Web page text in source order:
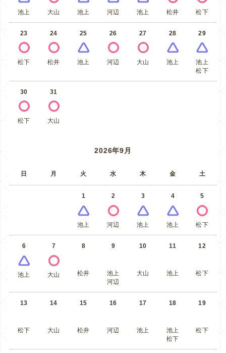
池上 大山 池上 河辺 池上 松井 松下
23
松下
24
松井
25
池上
26
河辺
27
大山
28
池上
29
池上
松下
30
松下
31
大山
2026年9月
日 月 火 水 木 金 土
1
池上
2
河辺
3
池上
4
池上
5
松下
6
池上
7
大山
8
松井
9
池上
河辺
10
大山
11
池上
12
松下
13
松下
14
大山
15
松井
16
河辺
17
池上
18
池上
松下
19
松下